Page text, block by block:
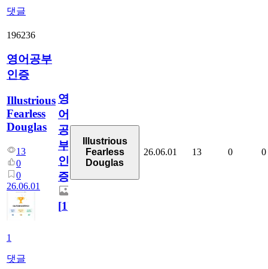
댓글
196236
영어공부
인증
Illustrious
Fearless
Douglas
13
0
0
26.06.01
1
댓글
영
어
공
부
인
증
[1]
Illustrious
Fearless
Douglas
26.06.01 13 0 0